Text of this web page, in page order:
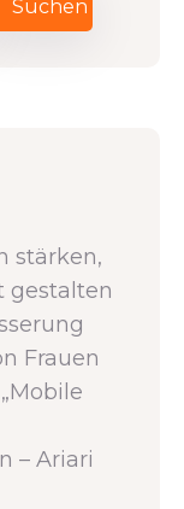
stärken,
gestalten
Frauen
– Ariari